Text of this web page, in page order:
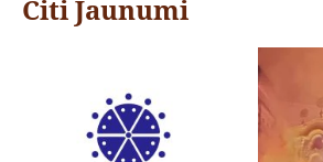
Citi Jaunumi